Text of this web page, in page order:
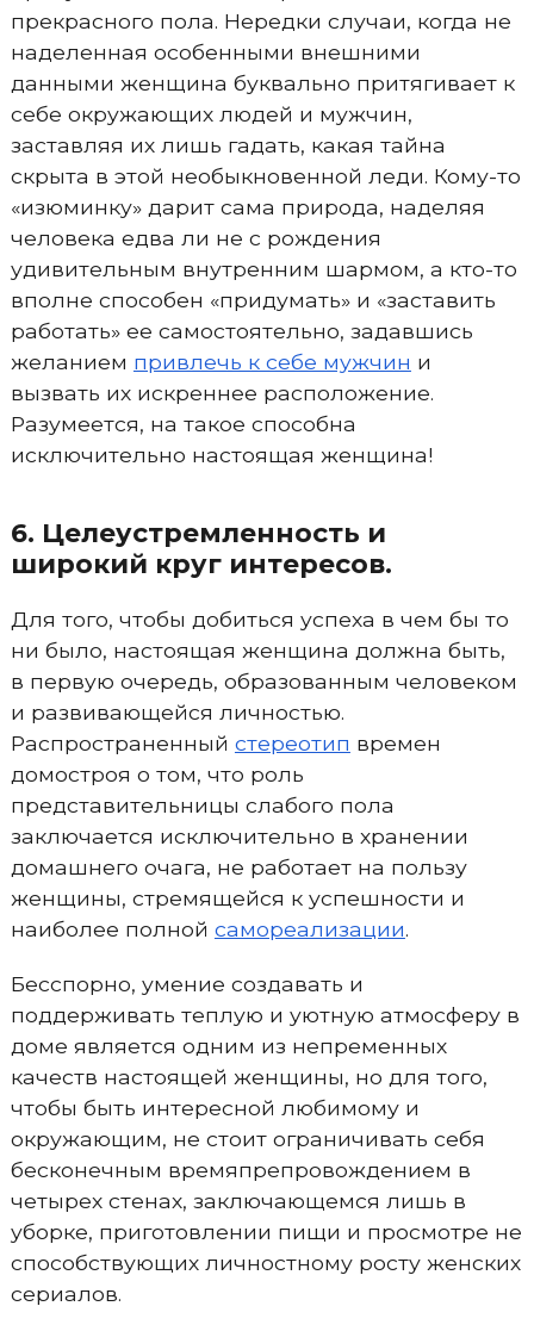
прекрасного пола. Нередки случаи, когда не
наделенная особенными внешними
данными женщина буквально притягивает к
себе окружающих людей и мужчин,
заставляя их лишь гадать, какая тайна
скрыта в этой необыкновенной леди. Кому-то
«изюминку» дарит сама природа, наделяя
человека едва ли не с рождения
удивительным внутренним шармом, а кто-то
вполне способен «придумать» и «заставить
работать» ее самостоятельно, задавшись
желанием привлечь к себе мужчин и
вызвать их искреннее расположение.
Разумеется, на такое способна
исключительно настоящая женщина!
6. Целеустремленность и
широкий круг интересов.
Для того, чтобы добиться успеха в чем бы то
ни было, настоящая женщина должна быть,
в первую очередь, образованным человеком
и развивающейся личностью.
Распространенный стереотип времен
домостроя о том, что роль
представительницы слабого пола
заключается исключительно в хранении
домашнего очага, не работает на пользу
женщины, стремящейся к успешности и
наиболее полной самореализации.
Бесспорно, умение создавать и
поддерживать теплую и уютную атмосферу в
доме является одним из непременных
качеств настоящей женщины, но для того,
чтобы быть интересной любимому и
окружающим, не стоит ограничивать себя
бесконечным времяпрепровождением в
четырех стенах, заключающемся лишь в
уборке, приготовлении пищи и просмотре не
способствующих личностному росту женских
сериалов.